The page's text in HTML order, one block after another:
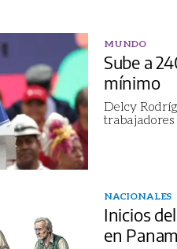
MUNDO
Sube a
mínimo
Delcy
NACIONALES
Inicios
en